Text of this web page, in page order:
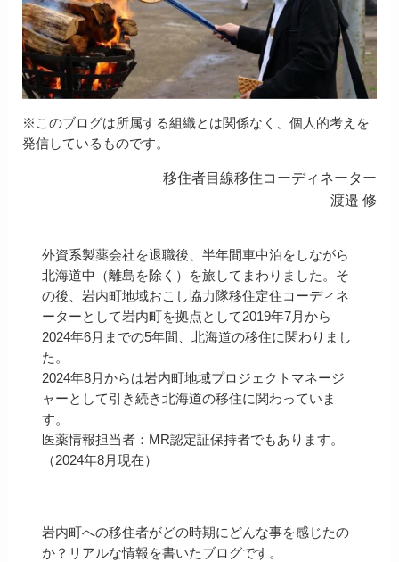
※このブログは所属する組織とは関係なく、個人的考えを
発信しているものです。
移住者目線移住コーディネーター
渡邉 修
外資系製薬会社を退職後、半年間車中泊をしながら
北海道中（離島を除く）を旅してまわりました。そ
の後、岩内町地域おこし協力隊移住定住コーディネ
ーターとして岩内町を拠点として2019年7月から
2024年6月までの5年間、北海道の移住に関わりまし
た。
2024年8月からは岩内町地域プロジェクトマネージ
ャーとして引き続き北海道の移住に関わっていま
す。
医薬情報担当者：MR認定証保持者でもあります。
（2024年8月現在）
岩内町への移住者がどの時期にどんな事を感じたの
か？リアルな情報を書いたブログです。